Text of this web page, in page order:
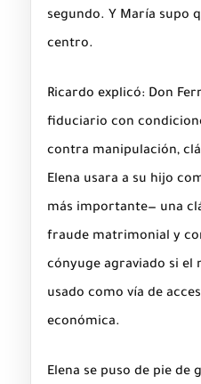
segundo. Y María supo
centro.
Ricardo explicó: Don
fiduciario con
contra manipulación,
Elena usara a su hijo
más importante— una
fraude matrimonial y
cónyuge agraviado si el
usado como vía de
económica.
Elena se puso de pie de